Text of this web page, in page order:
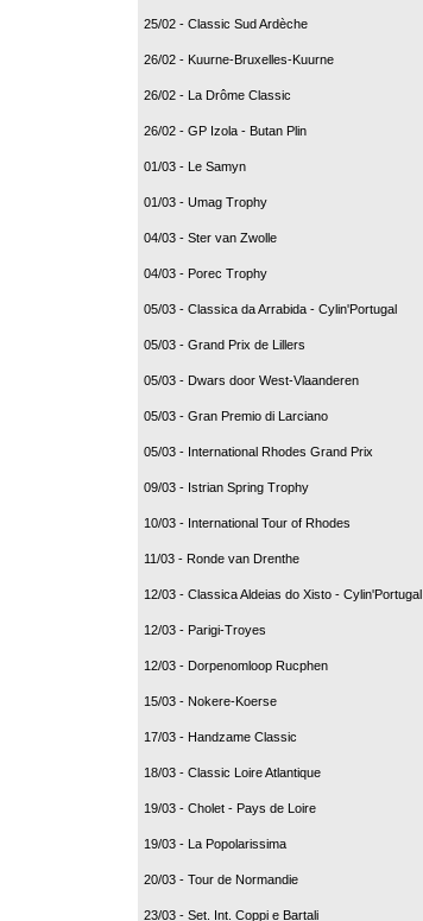
25/02 - Classic Sud Ardèche
26/02 - Kuurne-Bruxelles-Kuurne
26/02 - La Drôme Classic
26/02 - GP Izola - Butan Plin
01/03 - Le Samyn
01/03 - Umag Trophy
04/03 - Ster van Zwolle
04/03 - Porec Trophy
05/03 - Classica da Arrabida - Cylin'Portugal
05/03 - Grand Prix de Lillers
05/03 - Dwars door West-Vlaanderen
05/03 - Gran Premio di Larciano
05/03 - International Rhodes Grand Prix
09/03 - Istrian Spring Trophy
10/03 - International Tour of Rhodes
11/03 - Ronde van Drenthe
12/03 - Classica Aldeias do Xisto - Cylin'Portugal
12/03 - Parigi-Troyes
12/03 - Dorpenomloop Rucphen
15/03 - Nokere-Koerse
17/03 - Handzame Classic
18/03 - Classic Loire Atlantique
19/03 - Cholet - Pays de Loire
19/03 - La Popolarissima
20/03 - Tour de Normandie
23/03 - Set. Int. Coppi e Bartali